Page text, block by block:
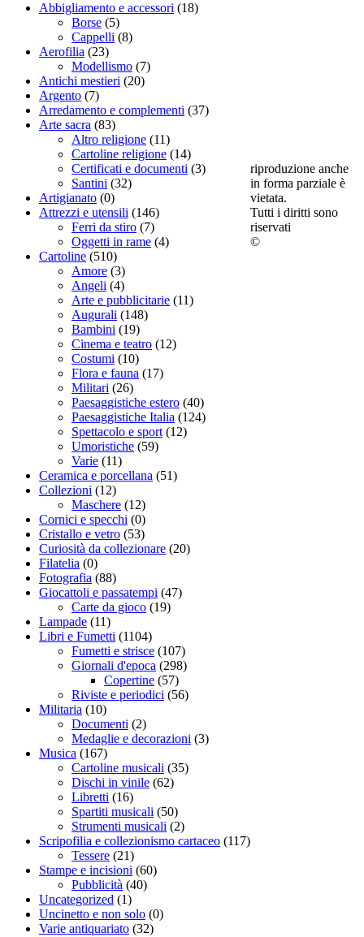
Abbigliamento e accessori (18)
Borse (5)
Cappelli (8)
Aerofilia (23)
Modellismo (7)
Antichi mestieri (20)
Argento (7)
Arredamento e complementi (37)
Arte sacra (83)
Altro religione (11)
Cartoline religione (14)
Certificati e documenti (3)
Santini (32)
Artigianato (0)
Attrezzi e utensili (146)
Ferri da stiro (7)
Oggetti in rame (4)
Cartoline (510)
Amore (3)
Angeli (4)
Arte e pubblicitarie (11)
Augurali (148)
Bambini (19)
Cinema e teatro (12)
Costumi (10)
Flora e fauna (17)
Militari (26)
Paesaggistiche estero (40)
Paesaggistiche Italia (124)
Spettacolo e sport (12)
Umoristiche (59)
Varie (11)
Ceramica e porcellana (51)
Collezioni (12)
Maschere (12)
Cornici e specchi (0)
Cristallo e vetro (53)
Curiosità da collezionare (20)
Filatelia (0)
Fotografia (88)
Giocattoli e passatempi (47)
Carte da gioco (19)
Lampade (11)
Libri e Fumetti (1104)
Fumetti e strisce (107)
Giornali d'epoca (298)
Copertine (57)
Riviste e periodici (56)
Militaria (10)
Documenti (2)
Medaglie e decorazioni (3)
Musica (167)
Cartoline musicali (35)
Dischi in vinile (62)
Libretti (16)
Spartiti musicali (50)
Strumenti musicali (2)
Scripofilia e collezionismo cartaceo (117)
Tessere (21)
Stampe e incisioni (60)
Pubblicità (40)
Uncategorized (1)
Uncinetto e non solo (0)
Varie antiquariato (32)
riproduzione anche
in forma parziale è
vietata.
Tutti i diritti sono
riservati
©